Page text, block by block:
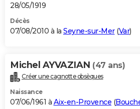
28/05/1919
Décès
07/08/2010 à la Seyne-sur-Mer(Var)
Michel AYVAZIAN (47 ans)
Créer une cagnotte obsèques
Naissance
07/06/1961 à Aix-en-Provence (